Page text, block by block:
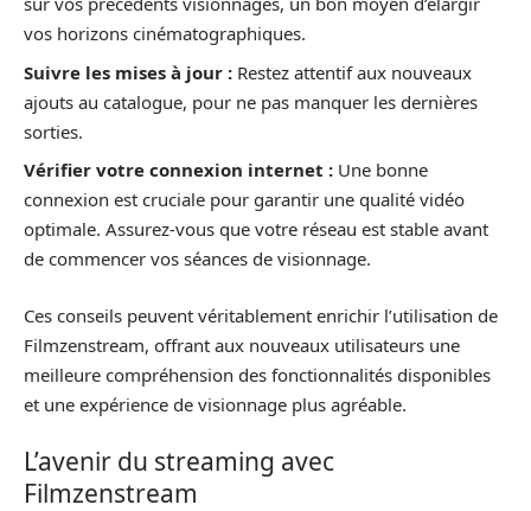
vos horizons cinématographiques.
Suivre les mises à jour : Restez attentif aux nouveaux
ajouts au catalogue, pour ne pas manquer les dernières
sorties.
Vérifier votre connexion internet : Une bonne
connexion est cruciale pour garantir une qualité vidéo
optimale. Assurez-vous que votre réseau est stable avant
de commencer vos séances de visionnage.
Ces conseils peuvent véritablement enrichir l’utilisation de
Filmzenstream, offrant aux nouveaux utilisateurs une
meilleure compréhension des fonctionnalités disponibles
et une expérience de visionnage plus agréable.
L’avenir du streaming avec
Filmzenstream